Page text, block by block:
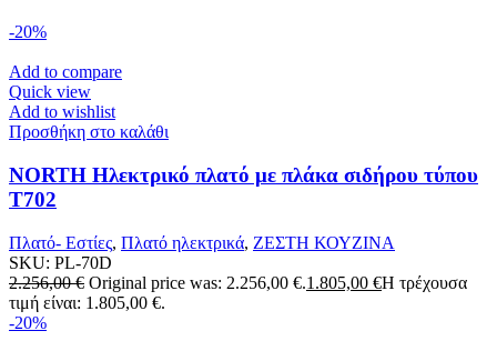
-20%
Add to compare
Quick view
Add to wishlist
Προσθήκη στο καλάθι
NORTH Ηλεκτρικό πλατό με πλάκα σιδήρου τύπου
T702
Πλατό- Εστίες, Πλατό ηλεκτρικά, ΖΕΣΤΗ ΚΟΥΖΙΝΑ
SKU: PL-70D
2.256,00€ Original price was: 2.256,00 €.1.805,00 €Η τρέχουσα
τιμή είναι: 1.805,00 €.
-20%